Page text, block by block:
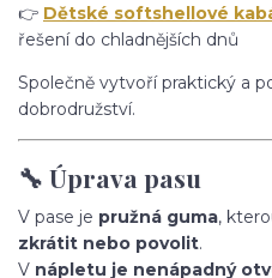
👉 Dětské softshellové
řešení do chladnějších dnů
Společně vytvoří praktický a
dobrodružství.
🔧 Úprava pasu
V pase je pružná guma,
zkrátit nebo povolit.
V nápletu je nenápadný